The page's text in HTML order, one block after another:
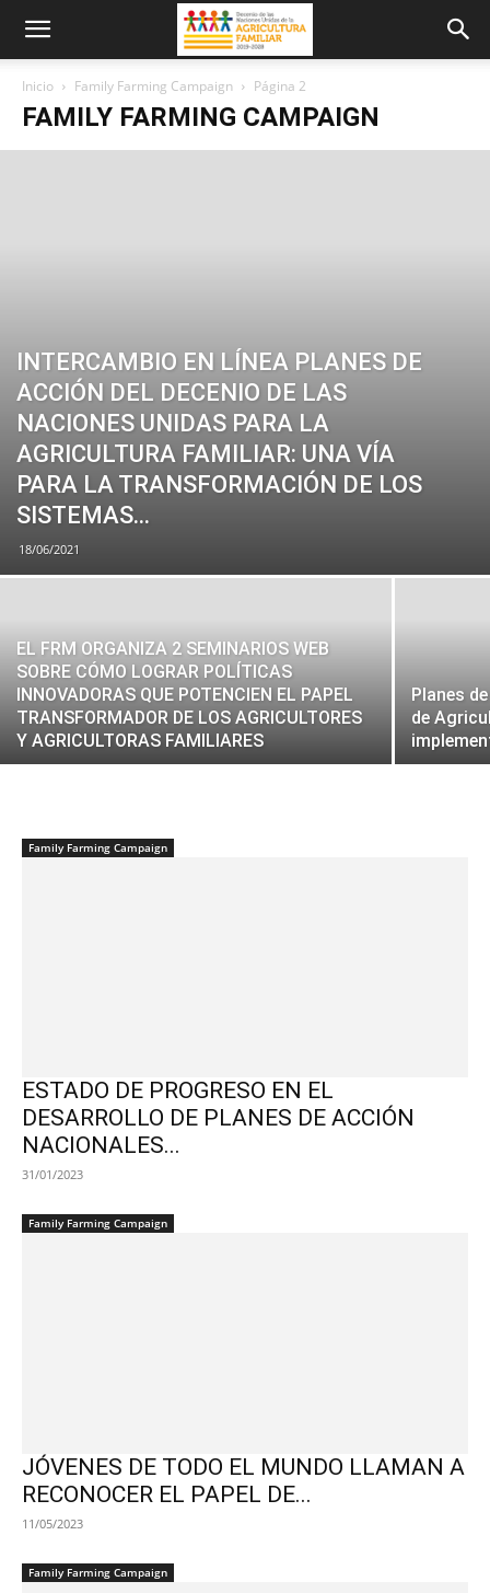
Inicio Family Farming Campaign Página 2
FAMILY FARMING CAMPAIGN
INTERCAMBIO EN LÍNEA PLANES DE
ACCIÓN DEL DECENIO DE LAS
NACIONES UNIDAS PARA LA
AGRICULTURA FAMILIAR: UNA VÍA
PARA LA TRANSFORMACIÓN DE LOS
SISTEMAS...
18/06/2021
EL FRM ORGANIZA 2 SEMINARIOS WEB
SOBRE CÓMO LOGRAR POLÍTICAS
INNOVADORAS QUE POTENCIEN EL PAPEL
TRANSFORMADOR DE LOS AGRICULTORES
Y AGRICULTORAS FAMILIARES
Planes
de
Family Farming Campaign
ESTADO DE PROGRESO EN EL
DESARROLLO DE PLANES DE ACCIÓN
NACIONALES...
31/01/2023
Family Farming Campaign
JÓVENES DE TODO EL MUNDO LLAMAN A
RECONOCER EL PAPEL DE...
11/05/2023
Family Farming Campaign